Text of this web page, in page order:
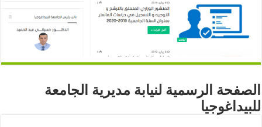
الصفحة الرسمية لنيابة مديرية الجامعة
للبيداغوجيا